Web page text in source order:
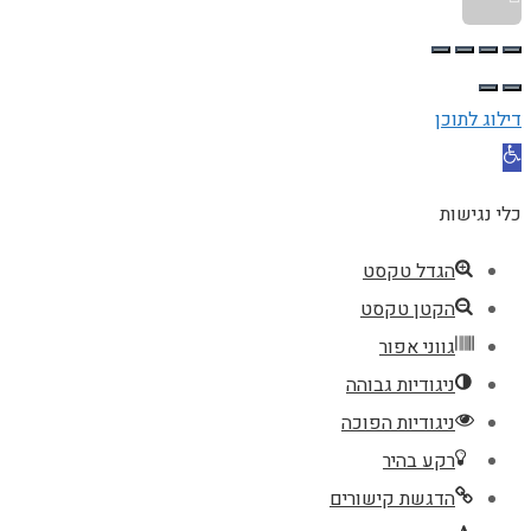
דילוג לתוכן
פתח סרגל נגישות
כלי נגישות
הגדל טקסט
הקטן טקסט
גווני אפור
ניגודיות גבוהה
ניגודיות הפוכה
רקע בהיר
הדגשת קישורים